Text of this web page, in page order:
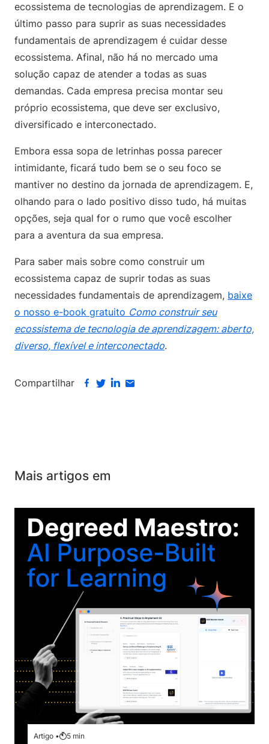
ecossistema de tecnologias de aprendizagem. E o
último passo para suprir as suas necessidades
fundamentais de aprendizagem é cuidar desse
ecossistema. Afinal, não há no mercado uma
solução capaz de atender a todas as suas
demandas. Cada empresa precisa montar seu
próprio ecossistema, que deve ser exclusivo,
diversificado e interconectado.
Embora essa sopa de letrinhas possa parecer
intimidante, ficará tudo bem se o seu foco se
mantiver no destino da jornada de aprendizagem. E,
olhando para o lado positivo disso tudo, há muitas
opções, seja qual for o rumo que você escolher
para a aventura da sua empresa.
Para saber mais sobre como construir um
ecossistema capaz de suprir todas as suas
necessidades fundamentais de aprendizagem, baixe
o nosso e-book gratuito Como construir seu
ecossistema de tecnologia de aprendizagem: aberto,
diverso, flexível e interconectado.
Compartilhar
Mais artigos em
Artigo • 5 min